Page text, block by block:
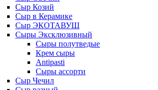
Сыр Козий
Сыр в Керамике
Сыр ЭКОТАВУШ
Сыры Эксклюзивный
Сыры полутведые
Крем сыры
Antipasti
Сыры ассорти
Сыр Чечил